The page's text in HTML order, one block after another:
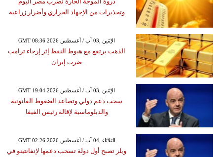
وتحذيرات من الإجهاد الحراري وأضرار زراعية
GMT 08:36 2026 الإثنين ,03 آب / أغسطس
الذهب يرتفع مع هبوط النفط إثر إرجاء ترامب
ضرب إيران
GMT 19:04 2026 الإثنين ,03 آب / أغسطس
سحب دعم دولي وتصاعد الضغوط القانونية
والدبلوماسية لإقالة رئيس الفيفا
GMT 02:26 2026 الثلاثاء ,04 آب / أغسطس
ويلز تصبح أول دولة تسحب دعمها لإنفانتينو في